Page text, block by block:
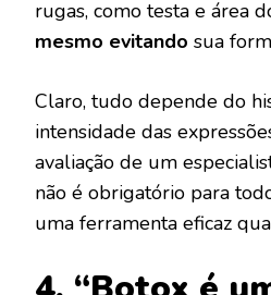
rugas, como testa e área
mesmo evitando sua
Claro, tudo depende do
intensidade das
avaliação de um
não é obrigatório para
uma ferramenta eficaz